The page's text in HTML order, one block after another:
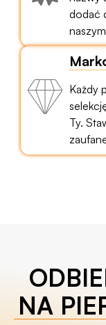
dodać
Każdy
Ty.
NA